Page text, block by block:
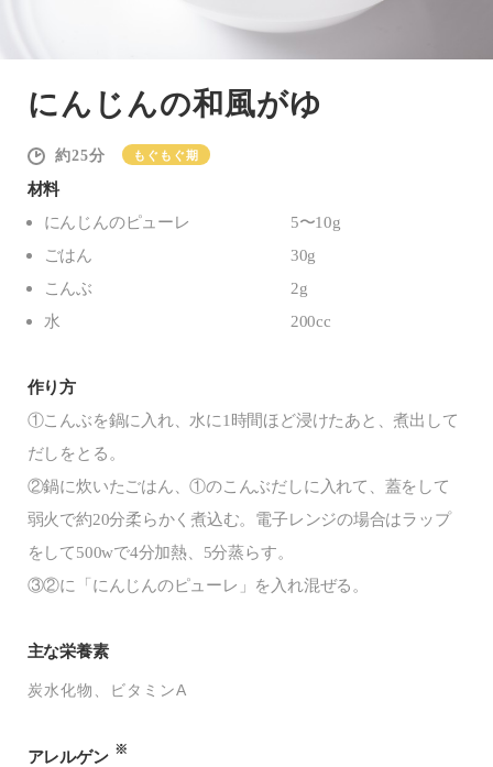
にんじんの和風がゆ
25 もぐもぐ期
材料
にんじんのピューレ 5〜10g
ごはん 30g
こんぶ 2g
水 200cc
作り方
①こんぶを鍋に入れ、水に1時間ほど浸けたあと、煮出して
だしをとる。
②鍋に炊いたごはん、①のこんぶだしに入れて、蓋をして
弱火で約20分柔らかく煮込む。電子レンジの場合はラップ
をして500wで4分加熱、5分蒸らす。
③②に「にんじんのピューレ」を入れ混ぜる。
主な栄養素
炭水化物 ビタミンA
アレルゲン ※